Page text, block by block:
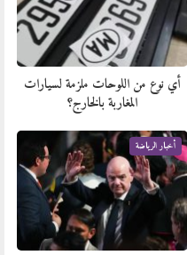
أي نوع من اللوحات ملزمة لسيارات
المغاربة بالخارج؟
أخبار الرياضة